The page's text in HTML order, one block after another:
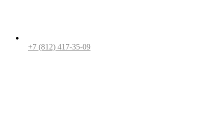
+7 (812) 417-35-09